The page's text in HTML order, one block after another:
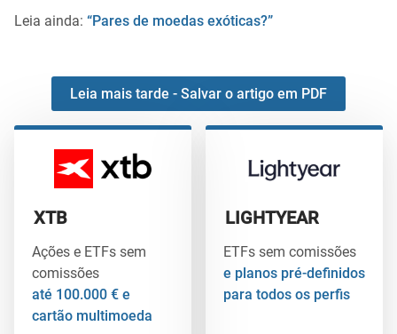
Leia ainda: “Pares de moedas exóticas?”
Leia mais tarde - Salvar o artigo em PDF
XTB
Ações e ETFs sem
comissões
até 100.000 € e
cartão multimoeda
LIGHTYEAR
ETFs sem comissões
e planos pré-definidos
para todos os perfis